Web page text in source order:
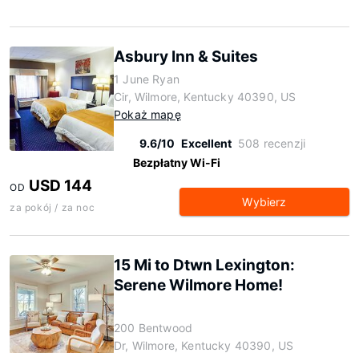
Asbury Inn & Suites
1 June Ryan
Cir, Wilmore, Kentucky 40390, US
Pokaż mapę
9.6/10 Excellent 508 recenzji
Bezpłatny Wi-Fi
OD USD 144
za pokój / za noc Wybierz
15 Mi to Dtwn Lexington:
Serene Wilmore Home!
200 Bentwood
Dr, Wilmore, Kentucky 40390, US